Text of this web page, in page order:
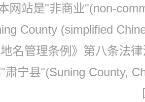
网站是"非商业"(non-
County (simplified
名管理条例》第八条法
肃宁县"(Suning County,